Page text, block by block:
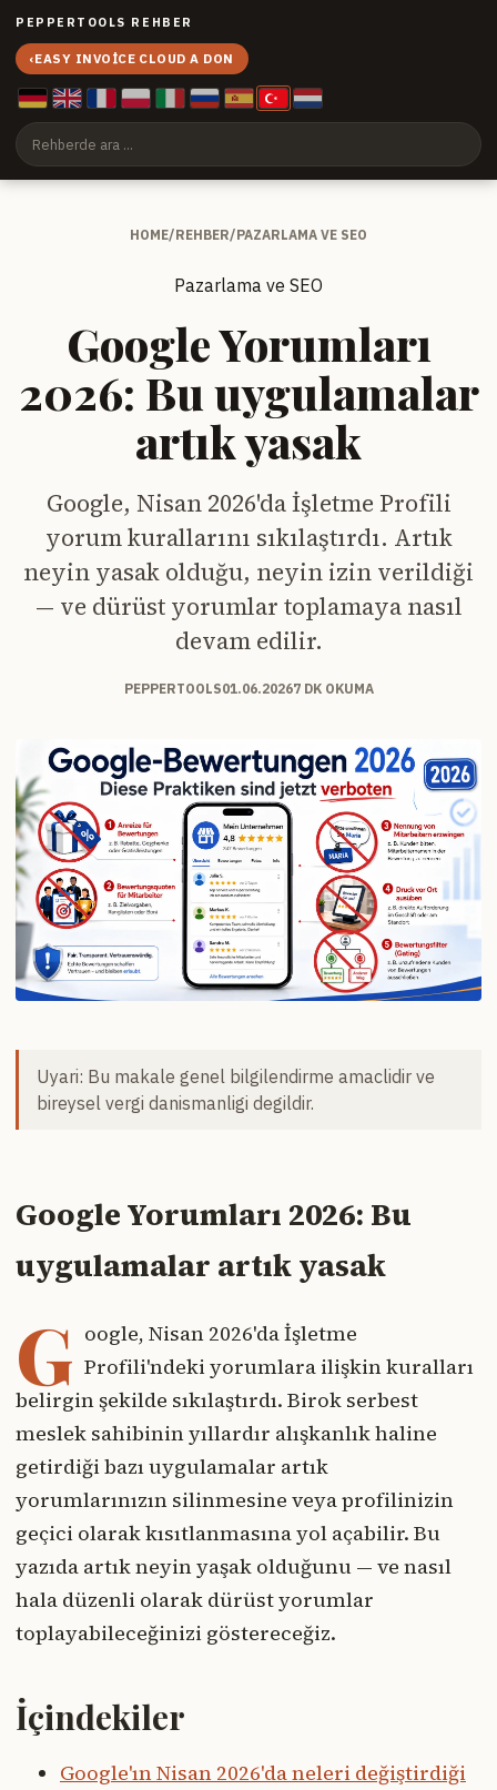
PEPPERTOOLS REHBER
‹EASY INVOICE CLOUD A DON
HOME/REHBER/PAZARLAMA VE SEO
Pazarlama ve SEO
Google Yorumları
2026: Bu uygulamalar
artık yasak
Google, Nisan 2026'da İşletme Profili
yorum kurallarını sıkılaştırdı. Artık
neyin yasak olduğu, neyin izin verildiği
— ve dürüst yorumlar toplamaya nasıl
devam edilir.
PEPPERTOOLS01.06.20267 DK OKUMA
Uyari: Bu makale genel bilgilendirme amaclidir ve
bireysel vergi danismanligi degildir.
Google Yorumları 2026: Bu
uygulamalar artık yasak
G oogle, Nisan 2026'da İşletme
Profili'ndeki yorumlara ilişkin kuralları
belirgin şekilde sıkılaştırdı. Birok serbest
meslek sahibinin yıllardır alışkanlık haline
getirdiği bazı uygulamalar artık
yorumlarınızın silinmesine veya profilinizin
geçici olarak kısıtlanmasına yol açabilir. Bu
yazıda artık neyin yaşak olduğunu — ve nasıl
hala düzenli olarak dürüst yorumlar
toplayabileceğinizi göstereceğiz.
İçindekiler
Google'ın Nisan 2026'da neleri değiştirdiği